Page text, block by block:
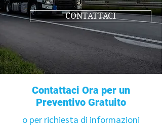
CONTATTACI
Contattaci Ora per un
Preventivo Gratuito
o per richiesta di informazioni